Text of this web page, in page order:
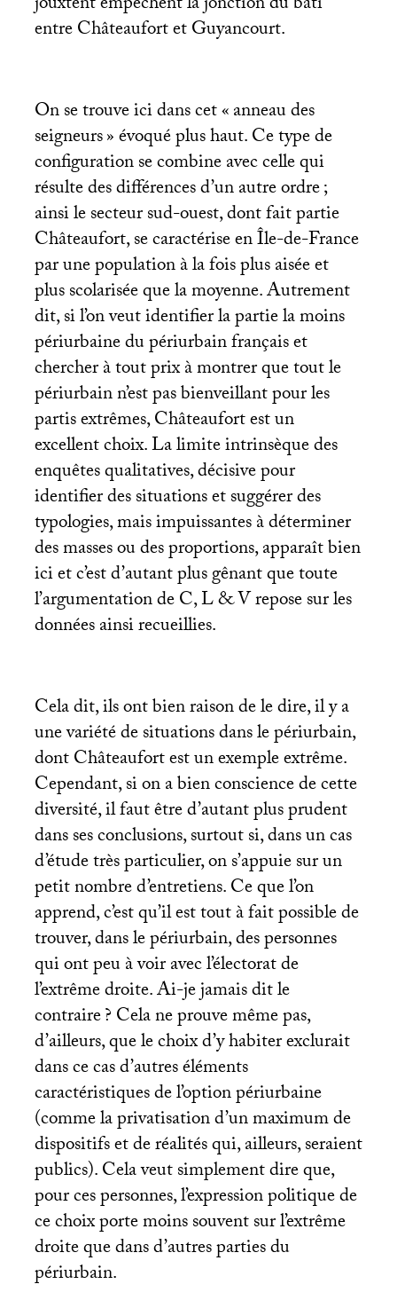
entre Châteaufort et Guyancourt.
On se trouve ici dans cet «anneau des
seigneurs» évoqué plus haut. Ce type de
configuration se combine avec celle qui
résulte des différences d’un autre ordre;
ainsi le secteur sud-ouest, dont fait partie
Châteaufort, se caractérise en Île-de-France
par une population à la fois plus aisée et
plus scolarisée que la moyenne. Autrement
dit, si l’on veut identifier la partie la moins
périurbaine du périurbain français et
chercher à tout prix à montrer que tout le
périurbain n’est pas bienveillant pour les
partis extrêmes, Châteaufort est un
excellent choix. La limite intrinsèque des
enquêtes qualitatives, décisive pour
identifier des situations et suggérer des
typologies, mais impuissantes à déterminer
des masses ou des proportions, apparaît bien
ici et c’est d’autant plus gênant que toute
l’argumentation de C, L & V repose sur les
données ainsi recueillies.
Cela dit, ils ont bien raison de le dire, il y a
une variété de situations dans le périurbain,
dont Châteaufort est un exemple extrême.
Cependant, si on a bien conscience de cette
diversité, il faut être d’autant plus prudent
dans ses conclusions, surtout si, dans un cas
d’étude très particulier, on s’appuie sur un
petit nombre d’entretiens. Ce que l’on
apprend, c’est qu’il est tout à fait possible de
trouver, dans le périurbain, des personnes
qui ont peu à voir avec l’électorat de
l’extrême droite. Ai-je jamais dit le
contraire? Cela ne prouve même pas,
d’ailleurs, que le choix d’y habiter exclurait
dans ce cas d’autres éléments
caractéristiques de l’option périurbaine
(comme la privatisation d’un maximum de
dispositifs et de réalités qui, ailleurs, seraient
publics). Cela veut simplement dire que,
pour ces personnes, l’expression politique de
ce choix porte moins souvent sur l’extrême
droite que dans d’autres parties du
périurbain.